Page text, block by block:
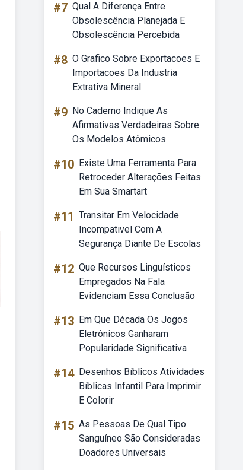
#7 Qual A Diferença Entre
Obsolescência Planejada E
Obsolescência Percebida
#8 O Grafico Sobre Exportacoes E
Importacoes Da Industria
Extrativa Mineral
#9 No Caderno Indique As
Afirmativas Verdadeiras Sobre
Os Modelos Atômicos
#10 Existe Uma Ferramenta Para
Retroceder Alterações Feitas
Em Sua Smartart
#11 Transitar Em Velocidade
Incompativel Com A
Segurança Diante De Escolas
#12 Que Recursos Linguísticos
Empregados Na Fala
Evidenciam Essa Conclusão
#13 Em Que Década Os Jogos
Eletrônicos Ganharam
Popularidade Significativa
#14 Desenhos Bíblicos Atividades
Bíblicas Infantil Para Imprimir
E Colorir
#15 As Pessoas De Qual Tipo
Sanguíneo São Consideradas
Doadores Universais